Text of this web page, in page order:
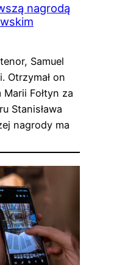
nagrodą
Samuel
Otrzymał on
Fołtyn za
Stanisława
nagrody ma